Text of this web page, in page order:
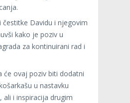
čestitke Davidu i njegovim
kako je poziv u
za kontinuirani rad i
će ovaj poziv biti dodatni
u nastavku
ali i inspiracija drugim